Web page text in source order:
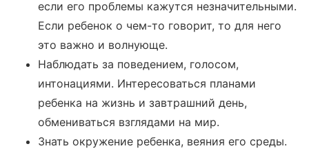
если его проблемы кажутся незначительными.
Если ребенок о чем-то говорит, то для него
это важно и волнующе.
Наблюдать за поведением, голосом,
интонациями. Интересоваться планами
ребенка на жизнь и завтрашний день,
обмениваться взглядами на мир.
Знать окружение ребенка, веяния его среды.